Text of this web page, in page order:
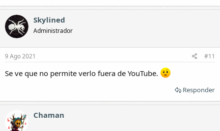
Skylined
Administrador
9 Ago 2021 #11
Se ve que no permite verlo fuera de YouTube.
Responder
Chaman